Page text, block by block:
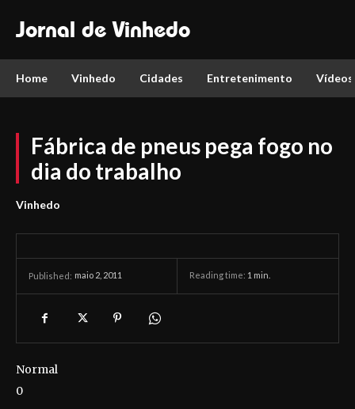
Jornal de Vinhedo
Home Vinhedo Cidades Entretenimento Vídeos
Fábrica de pneus pega fogo no
dia do trabalho
Vinhedo
Published: maio 2, 2011 Reading time: 1 min.
Normal
0